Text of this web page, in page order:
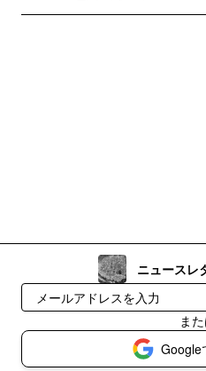
ニュースレ
ま
Google